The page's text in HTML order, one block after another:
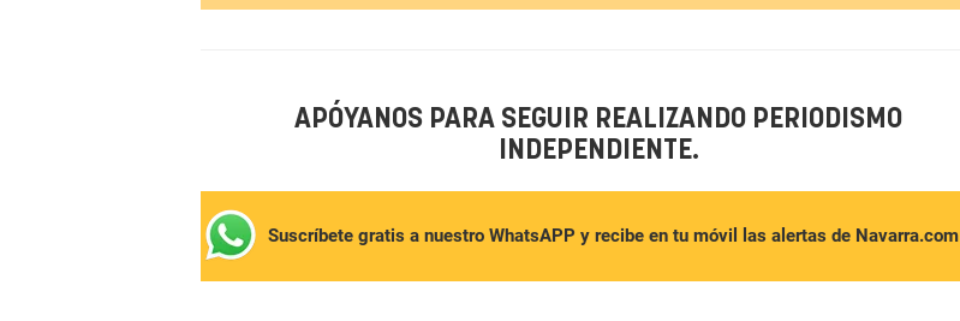
APÓYANOS PARA SEGUIR REALIZANDO PERIODISMO
INDEPENDIENTE.
Suscríbete gratis a nuestro WhatsAPP y recibe en tu móvil las alertas de Navarra.com